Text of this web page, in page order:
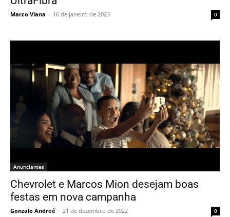
Marco Viana - 16 de janeiro de 2023 0
Anunciantes
Chevrolet e Marcos Mion desejam boas
festas em nova campanha
Gonzalo Andreé - 21 de dezembro de 2022 0